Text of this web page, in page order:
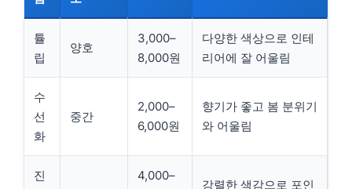
튤
립
양호
3,000–
8,000원
다양한 색상으로 인테
리어에 잘 어울림
수
선
화
중간
2,000–
6,000원
향기가 좋고 봄 분위기
와 어울림
진
4,000–
강렬한 색감으로 포인